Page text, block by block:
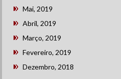
Mai, 2019
Abril, 2019
Março, 2019
Fevereiro, 2019
Dezembro, 2018